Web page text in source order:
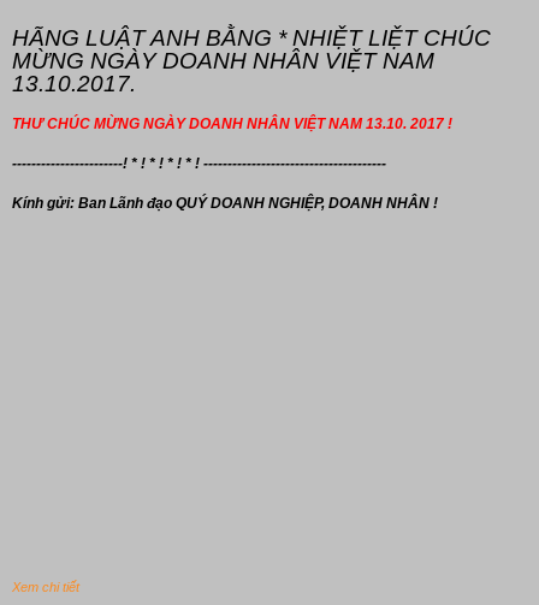
HÃNG LUẬT ANH BẰNG * NHIỆT LIỆT CHÚC
MỪNG NGÀY DOANH NHÂN VIỆT NAM
13.10.2017.
THƯ CHÚC MỪNG NGÀY DOANH NHÂN VIỆT NAM 13.10. 2017 !
-----------------------! * ! * ! * ! * ! --------------------------------------
Kính gửi: Ban Lãnh đạo QUÝ DOANH NGHIỆP, DOANH NHÂN !
Xem chi tiết